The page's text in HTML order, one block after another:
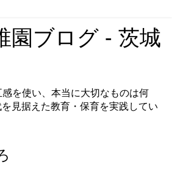
園ブログ - 茨城
を使い、本当に大切なものは何
見据えた教育・保育を実践してい